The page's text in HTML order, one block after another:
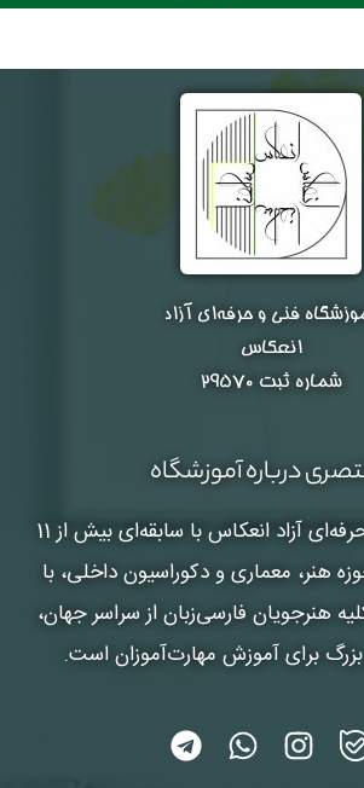
فنی و حرفه‌ای آزاد
انعکاس
شماره ثبت ۲۹۵۷۰
درباره آموزشگاه
آزاد انعکاس
با سابقه‌ای بیش از 11
هنر، معماری و دکوراسیون داخلی، با
هنرجویان فارسی‌زبان از سراسر جهان،
برای آموزش مهارت‌آموزان است.